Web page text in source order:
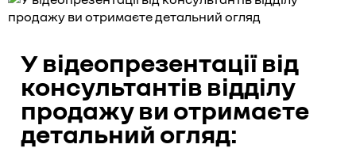
У відеопрезентації від
консультантів відділу
продажу ви отримаєте
детальний огляд: